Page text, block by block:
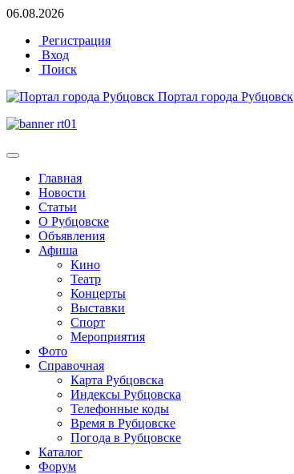
06.08.2026
Регистрация
Вход
Поиск
Портал города Рубцовск
Главная
Новости
Статьи
О Рубцовске
Объявления
Афиша
Кино
Театр
Концерты
Выставки
Спорт
Мероприятия
Фото
Справочная
Карта Рубцовска
Индексы Рубцовска
Телефонные коды
Время в Рубцовске
Погода в Рубцовске
Каталог
Форум